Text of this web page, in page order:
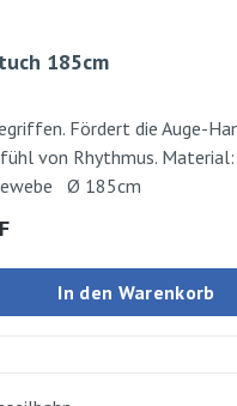
185cm
Fördert die Auge-
von Rhythmus. Material:
Ø 185cm
In den Warenkorb